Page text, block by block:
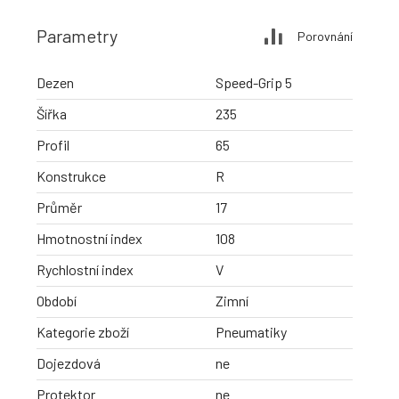
Parametry Porovnání
Dezen
Speed-Grip 5
Šířka
235
Profil
65
Konstrukce
R
Průměr
17
Hmotnostní index
108
Rychlostní index
V
Období
Zimní
Kategorie zboží
Pneumatiky
Dojezdová
ne
Protektor
ne